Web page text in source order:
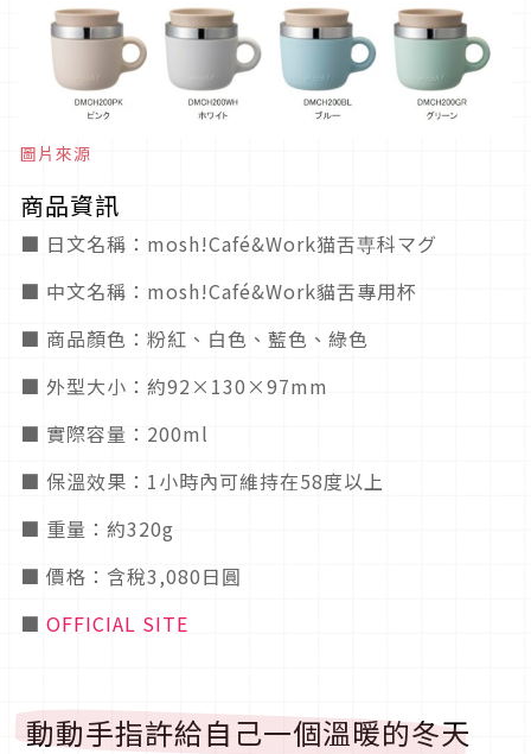
圖片來源
商品資訊
■ 日文名稱：mosh!Café&Work猫舌専科マグ
■ 中文名稱：mosh!Café&Work貓舌專用杯
■ 商品顏色：粉紅、白色、藍色、綠色
■ 外型大小：約92×130×97mm
■ 實際容量：200ml
■ 保溫效果：1小時內可維持在58度以上
■ 重量：約320g
■ 價格：含稅3,080日圓
■ OFFICIAL SITE
動動手指許給自己一個溫暖的冬天